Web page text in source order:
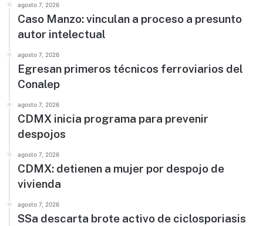
agosto 7, 2026
Caso Manzo: vinculan a proceso a presunto
autor intelectual
agosto 7, 2026
Egresan primeros técnicos ferroviarios del
Conalep
agosto 7, 2026
CDMX inicia programa para prevenir
despojos
agosto 7, 2026
CDMX: detienen a mujer por despojo de
vivienda
agosto 7, 2026
SSa descarta brote activo de ciclosporiasis